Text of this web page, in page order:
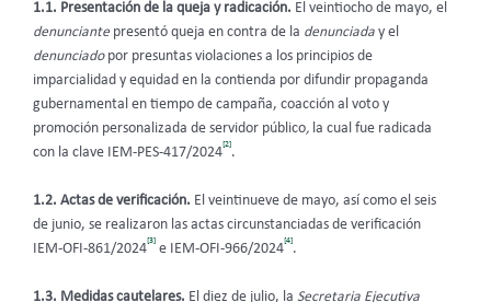
1.1. Presentación de la queja y radicación. El veintiocho de mayo, el
denunciante presentó queja en contra de la denunciada y el
denunciadopor presuntas violaciones a los principios de
imparcialidad y equidad en la contienda por difundir propaganda
gubernamental en tiempo de campaña, coacción al voto y
promoción personalizada de servidor público, la cual fue radicada
con la clave IEM-PES-417/2024
[2]
.
1.2. Actas de verificación. El veintinueve de mayo, así como el seis
de junio, se realizaron las actas circunstanciadas de verificación
IEM-OFI-861/2024
[3]
e IEM-OFI-966/2024
[4]
.
1.3. Medidas cautelares. El diez de julio, la Secretaria Ejecutiva